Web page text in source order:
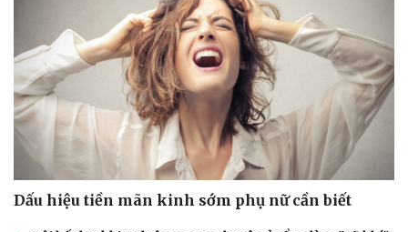
Thể thao
Lịch thi đấu bóng đá
Thế giới thể thao
eSports
Ô tô - Xe máy
Ô tô
Xe máy
Tư vấn
Dấu hiệu tiền mãn kinh sớm phụ nữ cần biết